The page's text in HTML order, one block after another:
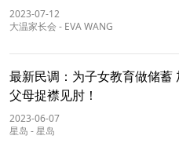
杀人！
2023-07-12
大温家长会- EVA WANG
最新民调：为子女教育做储蓄
父母捉襟见肘！
2023-06-07
星岛 -星岛